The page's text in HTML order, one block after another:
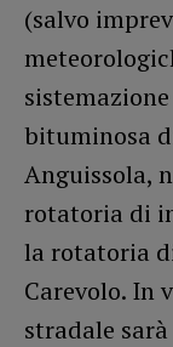
(salvo
bituminosa
Anguissola,
rotatoria di
la rotatoria
Carevolo. In
stradale